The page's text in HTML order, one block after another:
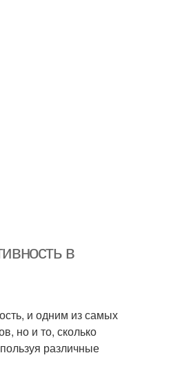
в
и одним из самых
но и то, сколько
различные